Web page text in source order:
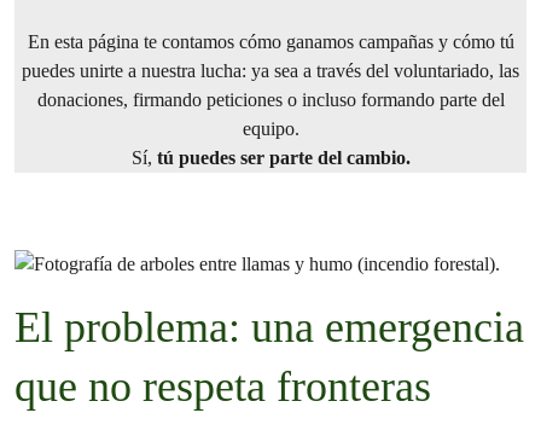
En esta página te contamos cómo ganamos campañas y cómo tú
puedes unirte a nuestra lucha: ya sea a través del voluntariado, las
donaciones, firmando peticiones o incluso formando parte del
equipo.
Sí, tú puedes ser parte del cambio.
El problema: una emergencia
que no respeta fronteras